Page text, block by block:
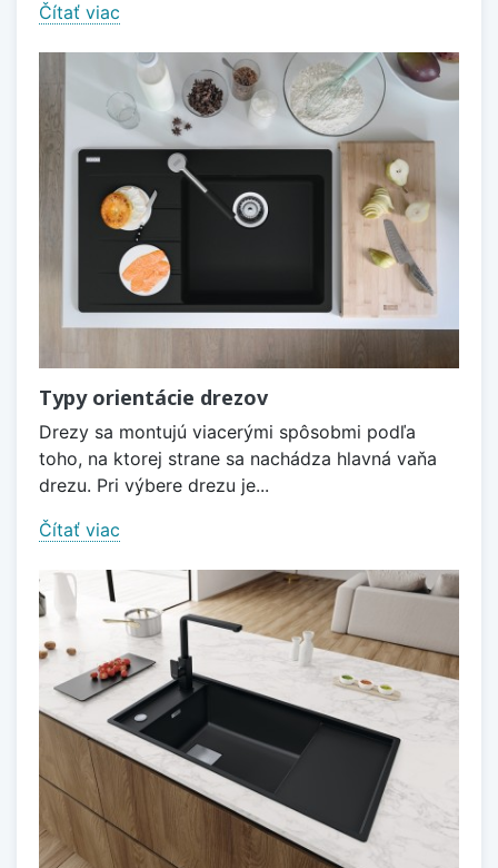
Čítať viac
Typy orientácie drezov
Drezy sa montujú viacerými spôsobmi podľa
toho, na ktorej strane sa nachádza hlavná vaňa
drezu. Pri výbere drezu je...
Čítať viac